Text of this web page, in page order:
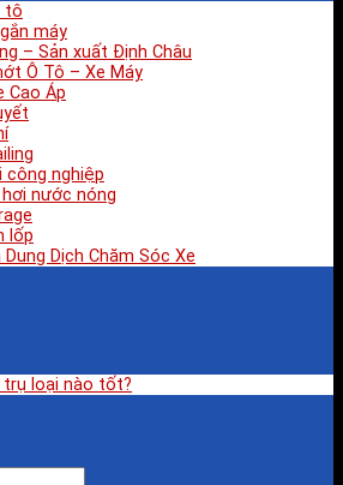
tô
máy
– Sản xuất Định Châu
Ô Tô – Xe Máy
Cao Áp
công nghiệp
nước nóng
lốp
Dung Dịch Chăm Sóc Xe
trụ loại nào tốt?